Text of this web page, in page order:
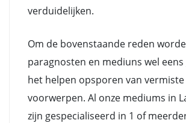
verduidelijken.
Om de bovenstaande reden
paragnosten en mediuns wel
het helpen opsporen van
voorwerpen. Al onze mediums in
zijn gespecialiseerd in 1 of